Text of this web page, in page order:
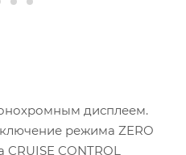
дисплеем.
режима ZERO
CONTROL